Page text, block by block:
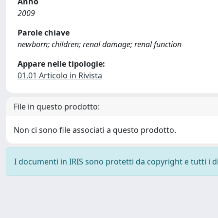
2009
Parole chiave
newborn; children; renal damage; renal function
Appare nelle tipologie:
01.01 Articolo in Rivista
File in questo prodotto:
Non ci sono file associati a questo prodotto.
I documenti in IRIS sono protetti da copyright e tutti i